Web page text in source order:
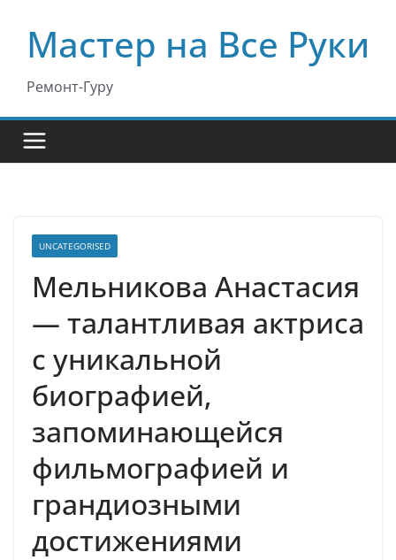
содержимому
Мастер на Все Руки
Ремонт-Гуру
UNCATEGORISED
Мельникова Анастасия
— талантливая актриса
с уникальной
биографией,
запоминающейся
фильмографией и
грандиозными
достижениями